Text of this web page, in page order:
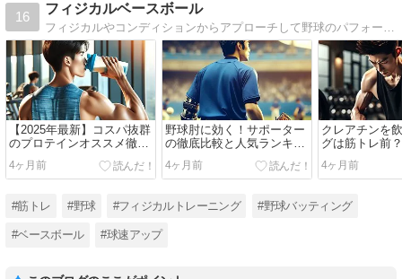
16
フィジカルベースボール
フィジカルやコンディションからアプローチして野球のパフォーマンスがアップする情報を発信しております。185cm89kg BIG3 S150 B100 D165 TOTAL415kg
【2025年最新】コスパ抜群
のプロテインオススメ徹底
比較！選び方のコツ
4ヶ月前
野球肘に効く！サポーター
の徹底比較と人気ランキン
4ヶ月前
クレアチンを
グは筋トレ前
な摂取方法と
4ヶ月前
#筋トレ #野球 #フィジカルトレーニング #野球バッティング
#ベースボール #球速アップ